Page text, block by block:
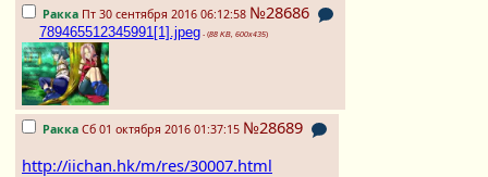
Ракка Пт 30 сентября 2016 06:12:58 №28686
789465512345991[1].jpeg - (88 KB, 600x435)
Ракка Сб 01 октября 2016 01:37:15 №28689
http://iichan.hk/m/res/30007.html